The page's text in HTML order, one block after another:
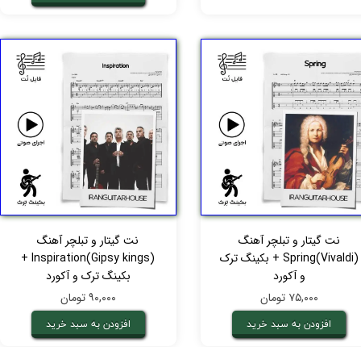
نت گیتار و تبلچر آهنگ
Spring(Vivaldi) + بکینگ ترک
و آکورد
۷۵,۰۰۰ تومان
افزودن به سبد خرید
نت گیتار و تبلچر آهنگ
Inspiration(Gipsy kings) +
بکینگ ترک و آکورد
۹۰,۰۰۰ تومان
افزودن به سبد خرید